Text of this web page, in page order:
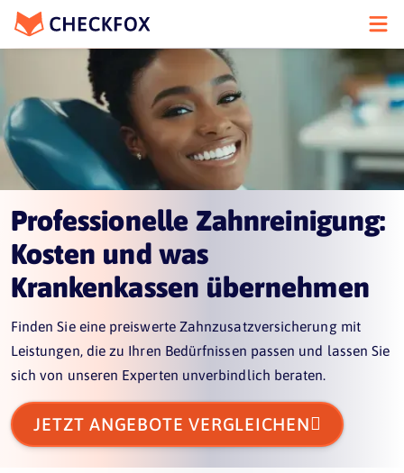
Professionelle Zahnreinigung:
Kosten und was
Krankenkassen übernehmen
Finden Sie eine preiswerte Zahnzusatzversicherung mit
Leistungen, die zu Ihren Bedürfnissen passen und lassen Sie
sich von unseren Experten unverbindlich beraten.
JETZT ANGEBOTE VERGLEICHEN